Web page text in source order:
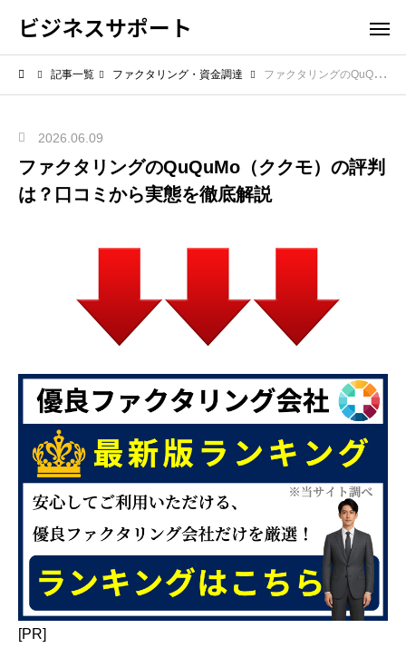
ビジネスサポート
記事一覧 ファクタリング・資金調達 ファクタリングのQuQuMo（ククモ）の評判は？口コミから実態を徹底解説
2026.06.09
ファクタリングのQuQuMo（ククモ）の評判
は？口コミから実態を徹底解説
[PR]